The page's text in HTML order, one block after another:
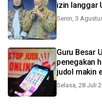
izin langgar
Senin, 3
Guru Besar
penegakan
judol makin
Selasa, 28 Juli